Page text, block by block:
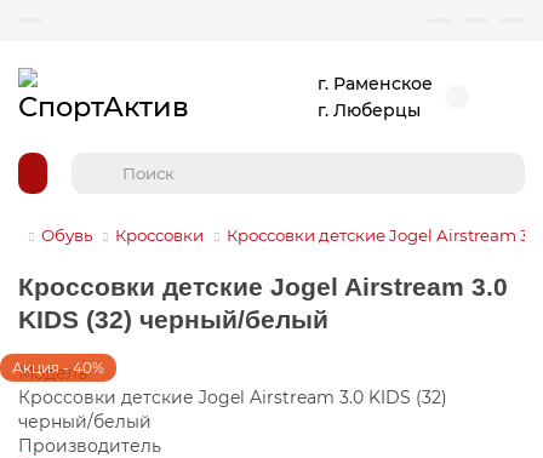
г. Раменское
г. Люберцы
Обувь Кроссовки Кроссовки детские Jogel Airstream
Кроссовки детские Jogel Airstream 3.0
KIDS (32) черный/белый
Акция - 40%
Модель
Кроссовки детские Jogel Airstream 3.0 KIDS (32)
черный/белый
Производитель